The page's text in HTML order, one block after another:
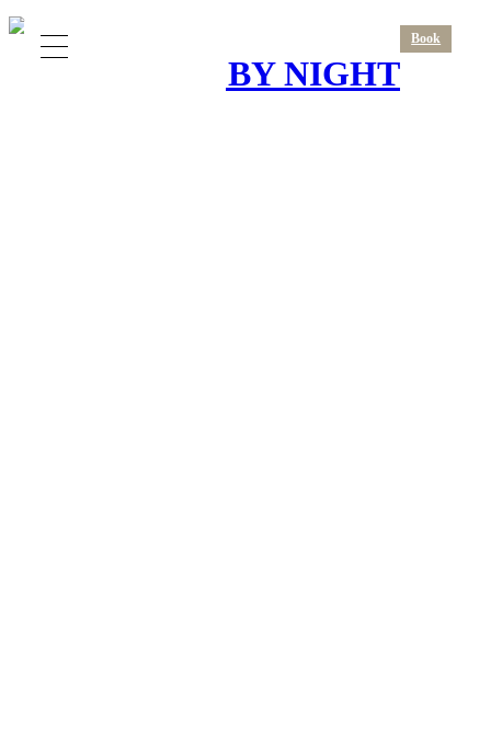
Book
BRUXELLES BY NIGHT